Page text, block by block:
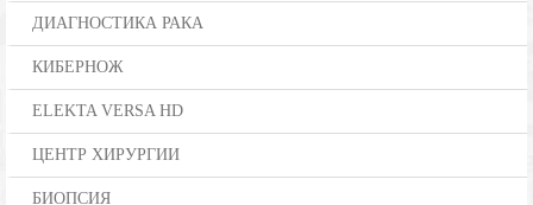
ДИАГНОСТИКА РАКА
КИБЕРНОЖ
ELEKTA VERSA HD
ЦЕНТР ХИРУРГИИ
БИОПСИЯ